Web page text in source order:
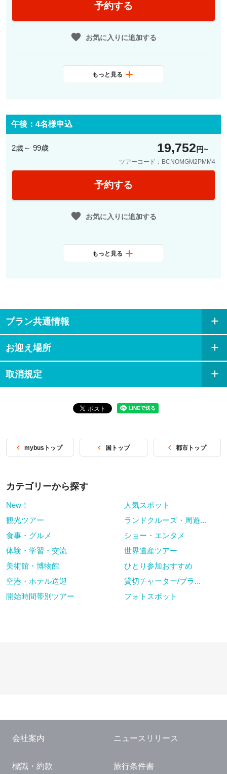
例えば…
◎大人気ボケリア市場内のフレッシ
ュジュースでひと休み
◎人気パティスリーで美味しいスイ
ーツを満喫
17:30
現地解散
料金に含まれ
日本語観光ガイド、パラウ・グエ
ル/カサ・ビセンス/サン・パウ病
予約する
お気に入りに追加する
最少催行人数 3名
るサービス
院/ミロ美術館の４つの入場観光箇
所のうちいずれか１か所入場
もっと見る
午後：4名様申込
2歳～ 99歳 19,752 円
ツアーコード：BCNOMGM2PMM4
予約する
お気に入りに追加する
最少催行人数 4名
もっと見る
プラン共通情報
お迎え場所
取消規定
mybusトップ 国トップ 都市トップ
カテゴリーから探す
New！
人気スポット
観光ツアー
ランドクルーズ・周遊...
食事・グルメ
ショー・エンタメ
体験・学習・交流
世界遺産ツアー
美術館・博物館
ひとり参加おすすめ
空港・ホテル送迎
貸切チャーター/プラ...
開始時間帯別ツアー
フォトスポット
会社案内 ニュースリリース
標識・約款 旅行条件書